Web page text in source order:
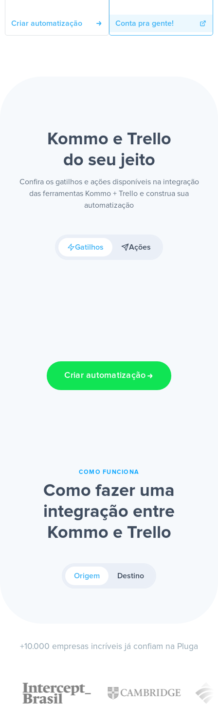
Criar automatização Conta pra gente!
Kommo e Trello
do seu jeito
Confira os gatilhos e ações disponíveis na integração
das ferramentas Kommo + Trello e construa sua
automatização
Gatilhos Ações
Criar automatização
COMO FUNCIONA
Como fazer uma
integração entre
Kommo e Trello
Origem Destino
+10.000 empresas incríveis já confiam na Pluga